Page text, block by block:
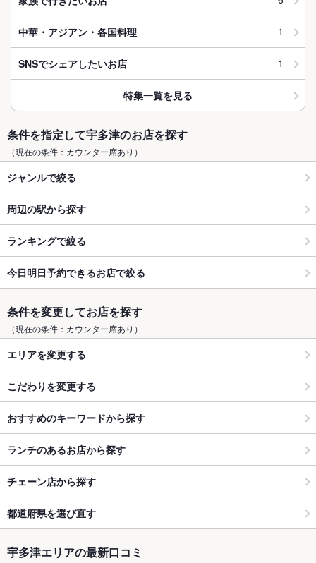
中華・アジアン・各国料理 1
SNSでシェアしたいお店 1
特集一覧を見る
条件を指定して宇多津のお店を探す
（現在の条件：カウンター席あり）
ジャンルで絞る
周辺の駅から探す
ランキングで絞る
今日明日予約できるお店で絞る
条件を変更してお店を探す
（現在の条件：カウンター席あり）
エリアを変更する
こだわりを変更する
おすすめのキーワードから探す
ランチのあるお店から探す
チェーン店から探す
都道府県を選び直す
宇多津エリアの最新口コミ